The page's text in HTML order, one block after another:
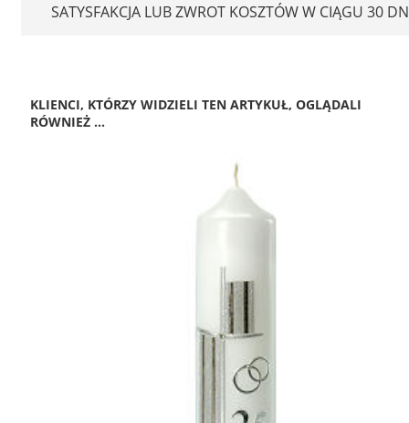
SATYSFAKCJA LUB ZWROT KOSZTÓW W CIĄGU 30
KLIENCI, KTÓRZY WIDZIELI TEN ARTYKUŁ, OGLĄDALI
RÓWNIEŻ ...